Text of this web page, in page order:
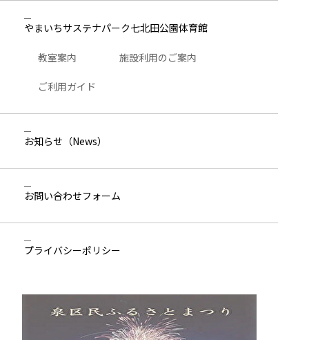
やまいちサステナパーク七北田公園体育館
教室案内 施設利用のご案内
ご利用ガイド
お知らせ （News）
お問い合わせフォーム
プライバシーポリシー